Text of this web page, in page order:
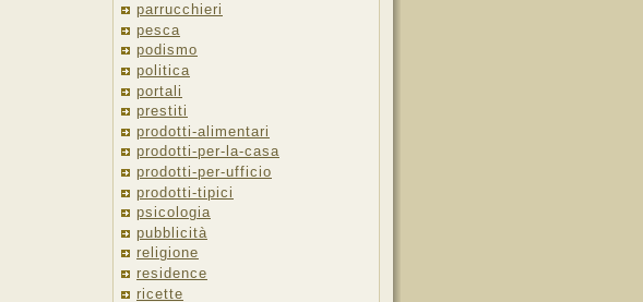
parrucchieri
pesca
podismo
politica
portali
prestiti
prodotti-alimentari
prodotti-per-la-casa
prodotti-per-ufficio
prodotti-tipici
psicologia
pubblicità
religione
residence
ricette